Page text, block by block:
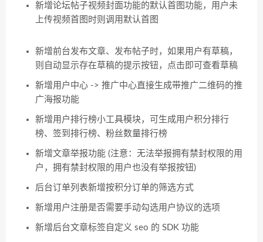
新增论坛帖子视频封面功能的默认首图功能，用户未
上传视频首图时则调用默认首图
新增前台发布文章、发布帖子时，如果用户有草稿，
则自动显示存在草稿的提示按钮，点击即可查看草稿
新增用户中心 -> 推广中心直接生成带推广二维码的推
广海报功能
新增用户排行榜小工具模块，可生成用户积分排行
榜、签到排行榜、粉丝数量排行榜
新增文章举报功能 (注意：无法举报拥有禁封权限的用
户，拥有禁封权限的用户也没有举报按钮)
后台订单列表新增按积分订单的筛选方式
新增用户注册是否需要手动勾选用户协议的选项
新增后台文章标签自定义 seo 的 SDK 功能